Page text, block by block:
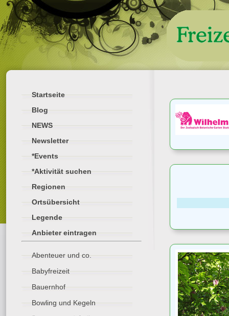
Startseite
Blog
NEWS
Newsletter
*Events
*Aktivität suchen
Regionen
Ortsübersicht
Legende
Anbieter eintragen
Abenteuer und co.
Babyfreizeit
Bauernhof
Bowling und Kegeln